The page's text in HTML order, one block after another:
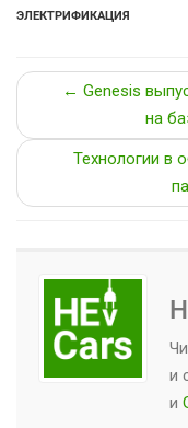
ЭЛЕКТРИФИКАЦИЯ
← Genesis
на
Технологии в
и
и